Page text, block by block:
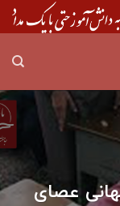
عصای